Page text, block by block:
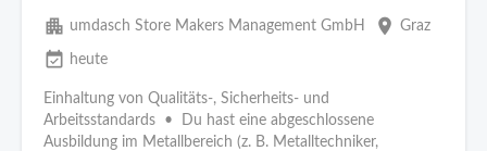
apartment umdasch Store Makers Management GmbH place Graz
event_available heute
Einhaltung von Qualitäts-, Sicherheits- und
Arbeitsstandards • Du hast eine abgeschlossene
Ausbildung im Metallbereich (z. B. Metalltechniker,